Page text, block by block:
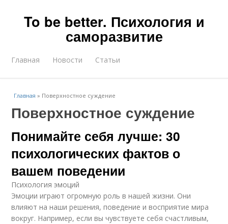
To be better. Психология и
саморазвитие
Главная Новости Статьи
Главная » Поверхностное суждение
Поверхностное суждение
Понимайте себя лучше: 30
психологических фактов о
вашем поведении
Психология эмоций
Эмоции играют огромную роль в нашей жизни. Они
влияют на наши решения, поведение и восприятие мира
вокруг. Например, если вы чувствуете себя счастливым,